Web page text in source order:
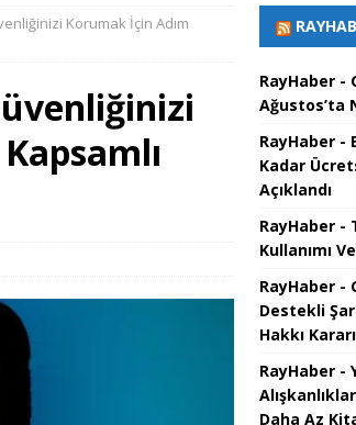
Evrimi
TEKNOLOJI
Oyunlar Listesi TEKNOLOJI
Korumak İçin Adım
RayHaber -
Ağustos’ta
RayHaber -
Kadar
Açıklandı
RayHaber -
Kullanımı
RayHaber -
Destekli
Hakkı Kararı
RayHaber -
Daha Az